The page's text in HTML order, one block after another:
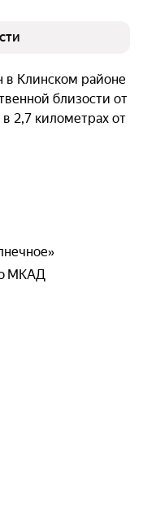
близости от
2,7 километрах от
МКАД